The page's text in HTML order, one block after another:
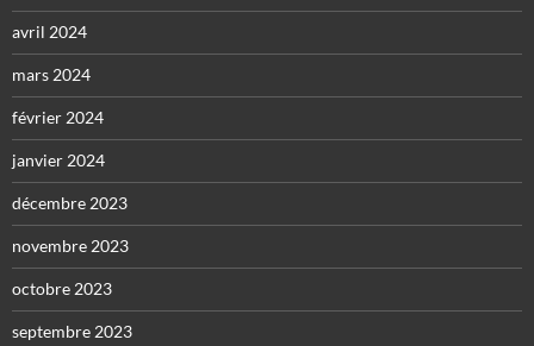
avril 2024
mars 2024
février 2024
janvier 2024
décembre 2023
novembre 2023
octobre 2023
septembre 2023